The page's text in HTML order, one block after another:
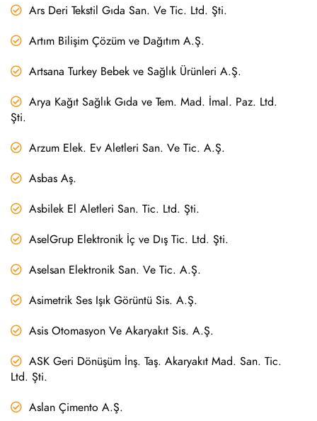
Ars Deri Tekstil Gıda San. Ve Tic. Ltd. Şti.
Artım Bilişim Çözüm ve Dağıtım A.Ş.
Artsana Turkey Bebek ve Sağlık Ürünleri A.Ş.
Arya Kağıt Sağlık Gıda ve Tem. Mad. İmal. Paz. Ltd.
Şti.
Arzum Elek. Ev Aletleri San. Ve Tic. A.Ş.
Asbas Aş.
Asbilek El Aletleri San. Tic. Ltd. Şti.
AselGrup Elektronik İç ve Dış Tic. Ltd. Şti.
Aselsan Elektronik San. Ve Tic. A.Ş.
Asimetrik Ses Işık Görüntü Sis. A.Ş.
Asis Otomasyon Ve Akaryakıt Sis. A.Ş.
ASK Geri Dönüşüm İnş. Taş. Akaryakıt Mad. San. Tic.
Ltd. Şti.
Aslan Çimento A.Ş.